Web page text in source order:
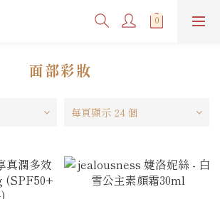
面部彩妝
每頁顯示 24 個